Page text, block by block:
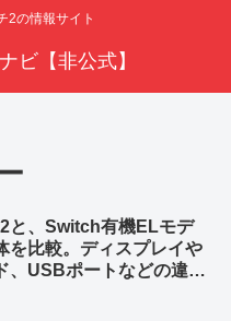
2の情報サイト
ビ【非公式】
と、Switch有機ELモデ
を比較。ディスプレイや
、USBポートなどの違い